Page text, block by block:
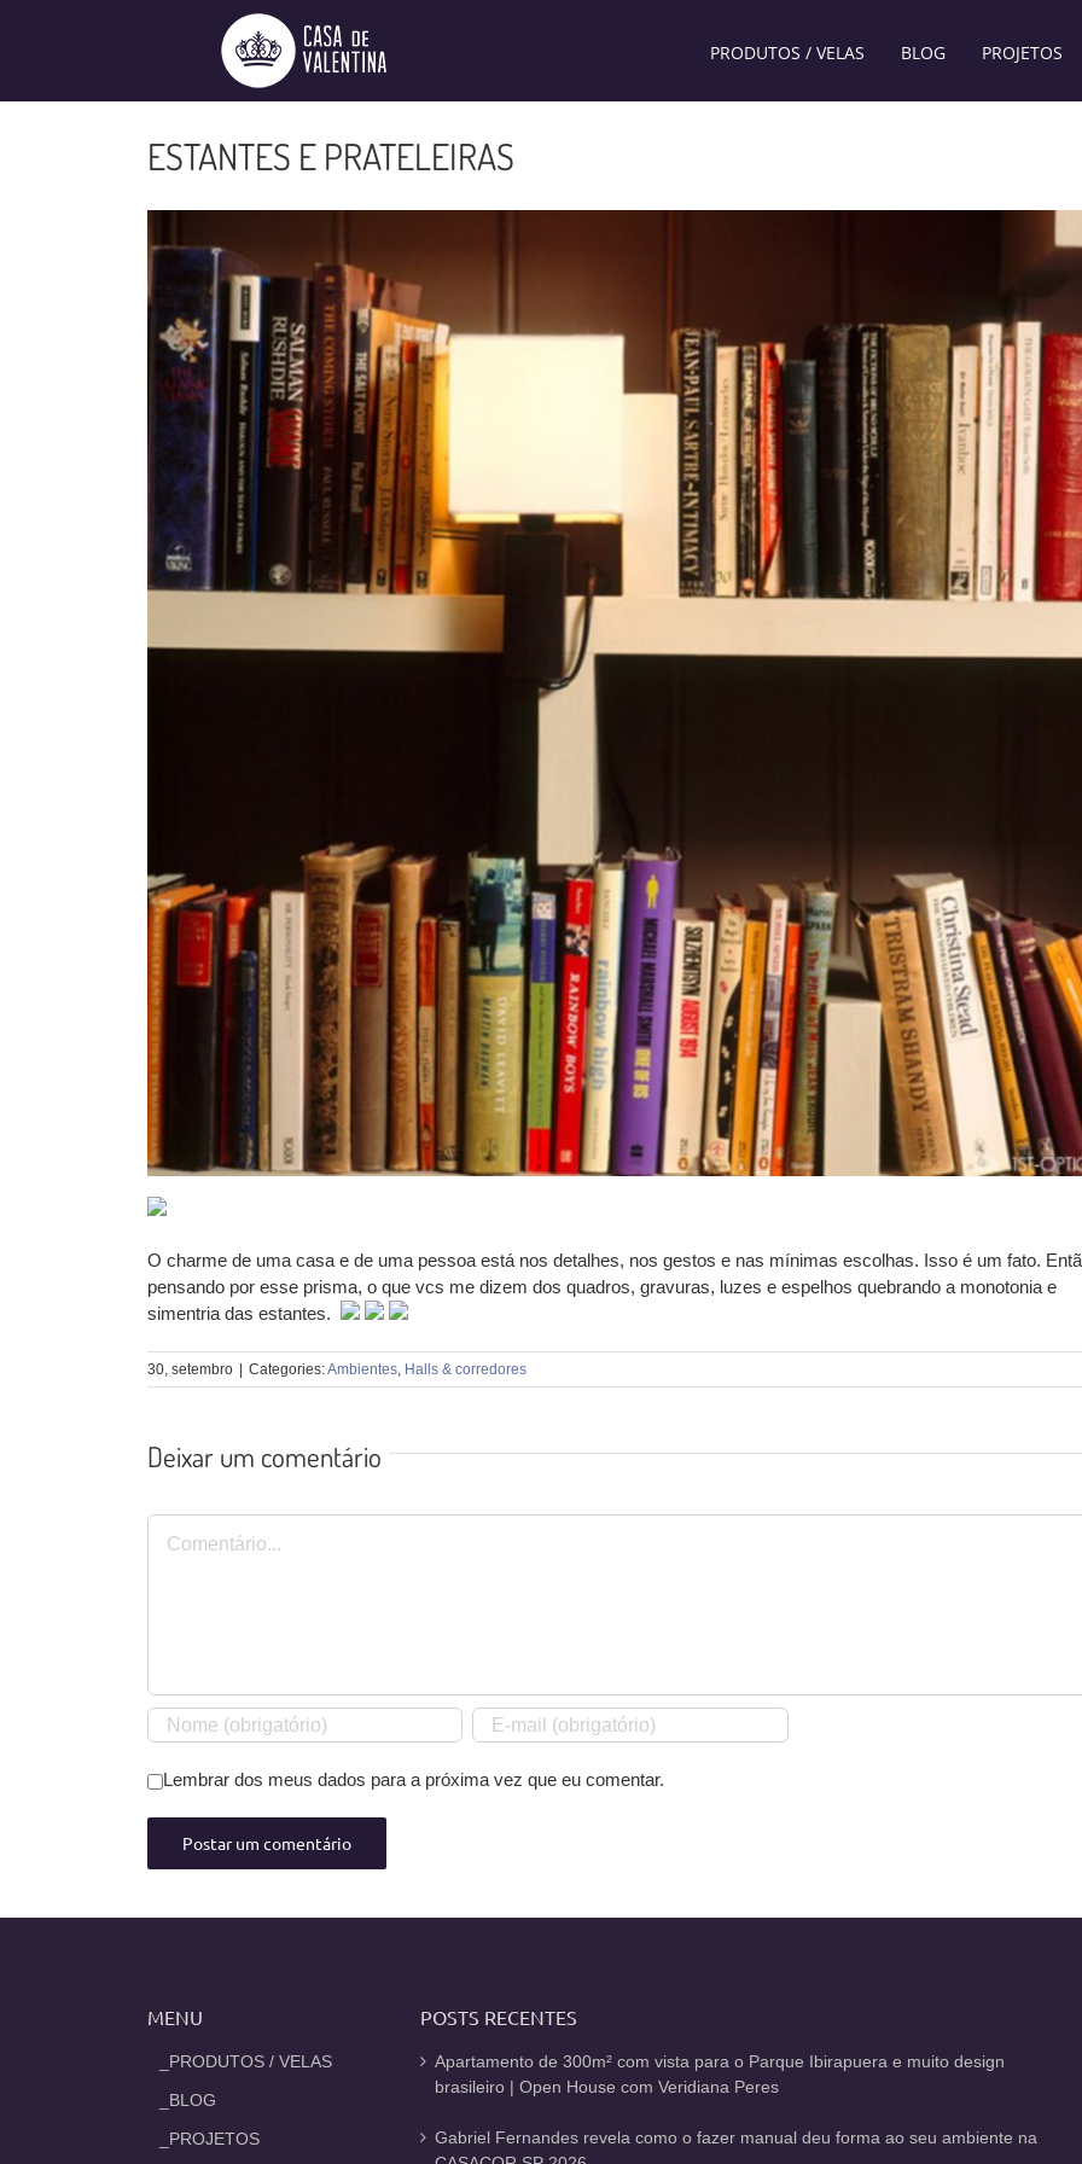
PRODUTOS / VELAS BLOG PROJETOS
ESTANTES E PRATELEIRAS
O charme de uma casa e de uma pessoa está nos detalhes, nos gestos e nas mínimas escolhas. Isso é um fato.
pensando por esse prisma, o que vcs me dizem dos quadros, gravuras, luzes e espelhos quebrando a monotonia e
simentria das estantes.
30, setembro Categories:Ambientes, Halls & corredores
Deixar um comentário
Comentário
Lembrar dos meus dados para a próxima vez que eu comentar.
MENU
_PRODUTOS / VELAS
_BLOG
_PROJETOS
POSTS RECENTES
Apartamento de 300m² com vista para o Parque Ibirapuera e muito design
brasileiro | Open House com Veridiana Peres
Gabriel Fernandes revela como o fazer manual deu forma ao seu ambiente na